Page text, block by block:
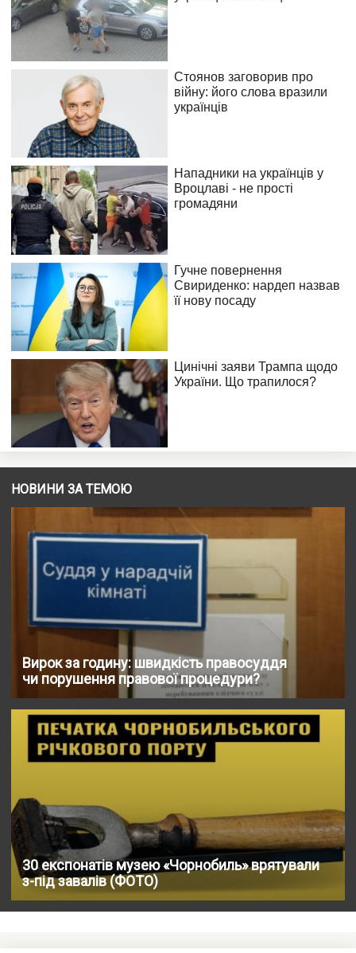
НОВИНИ ЗА ТЕМОЮ
Вирок за годину: швидкість правосуддя
чи порушення правової процедури?
30 експонатів музею «Чорнобиль» врятували
з-під завалів (ФОТО)